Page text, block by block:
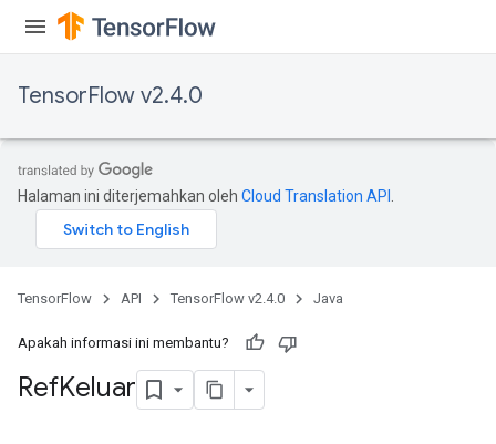
TensorFlow v2.4.0
Halaman ini diterjemahkan oleh Cloud Translation API
TensorFlow API TensorFlow v2.4.0 Java
Apakah informasi ini membantu?
RefKeluar